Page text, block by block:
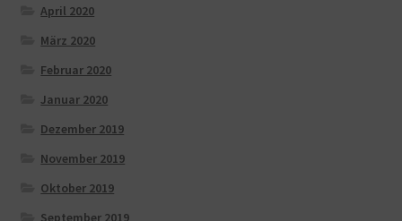
April 2020
März 2020
Februar 2020
Januar 2020
Dezember 2019
November 2019
Oktober 2019
September 2019